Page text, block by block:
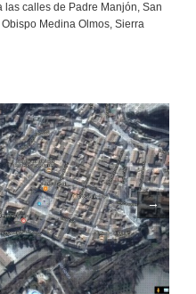
calles de Padre Manjón, San
Medina Olmos, Sierra
→